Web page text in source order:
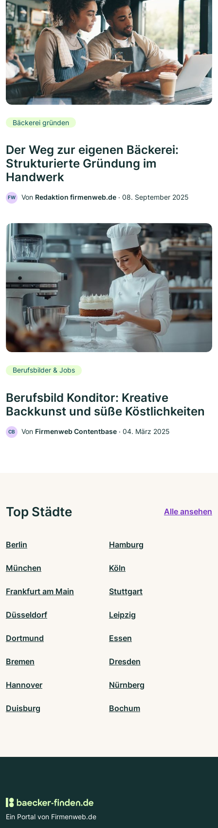
Bäckerei gründen
Der Weg zur eigenen Bäckerei:
Strukturierte Gründung im
Handwerk
FW Von Redaktion firmenweb.de ‧ 08. September 2025
Berufsbilder & Jobs
Berufsbild Konditor: Kreative
Backkunst und süße Köstlichkeiten
CB Von Firmenweb Contentbase ‧ 04. März 2025
Top Städte Alle ansehen
Berlin Hamburg
München Köln
Frankfurt am Main Stuttgart
Düsseldorf Leipzig
Dortmund Essen
Bremen Dresden
Hannover Nürnberg
Duisburg Bochum
Ein Portal von Firmenweb.de